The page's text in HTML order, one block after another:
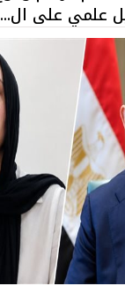
علمي على ال...